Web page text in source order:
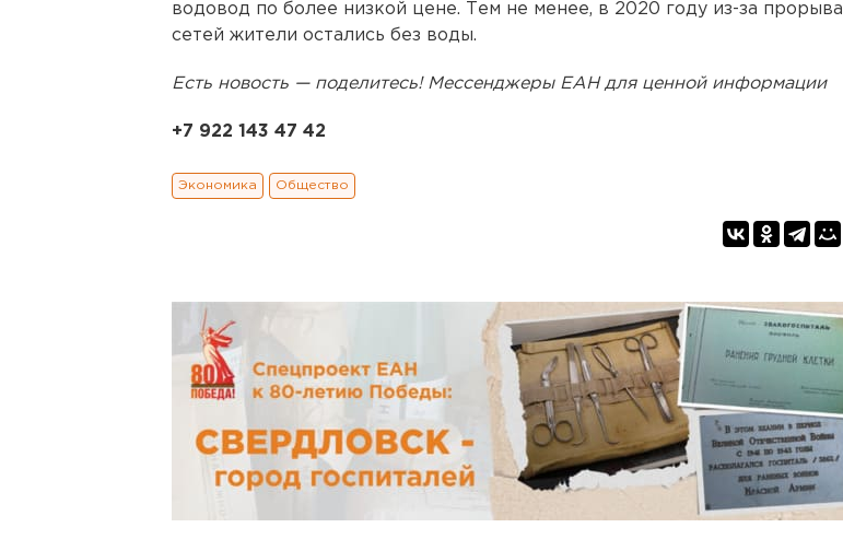
водовод по более низкой цене. Тем не менее, в 2020 году из-за прорыва
сетей жители остались без воды.
Есть новость — поделитесь! Мессенджеры ЕАН для ценной информации
+7 922 143 47 42
Экономика Общество